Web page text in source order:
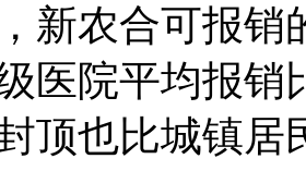
新农合可报销
医院平均报销
顶也比城镇居